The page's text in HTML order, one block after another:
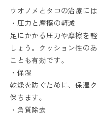
ウオノメとタコの治療に
・圧力と摩擦の軽減
足にかかる圧力や摩擦を
しょう。クッション性の
ことも有効です。
・保湿
乾燥を防ぐために、保湿
保ちます。
・角質除去